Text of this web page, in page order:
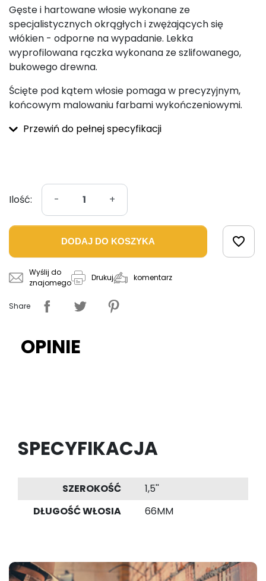
Gęste i hartowane włosie wykonane ze
specjalistycznych okrągłych i zwężających się
włókien - odporne na wypadanie. Lekka
wyprofilowana rączka wykonana ze szlifowanego,
bukowego drewna.
Ścięte pod kątem włosie pomaga w precyzyjnym,
końcowym malowaniu farbami wykończeniowymi.
Przewiń do pełnej specyfikacji
Ilość: - +
DODAJ DO KOSZYKA favorite_border
Wyślij do
znajomego
Drukuj komentarz
Share
OPINIE
SPECYFIKACJA
SZEROKOŚĆ
1,5''
DŁUGOŚĆ WŁOSIA
66MM